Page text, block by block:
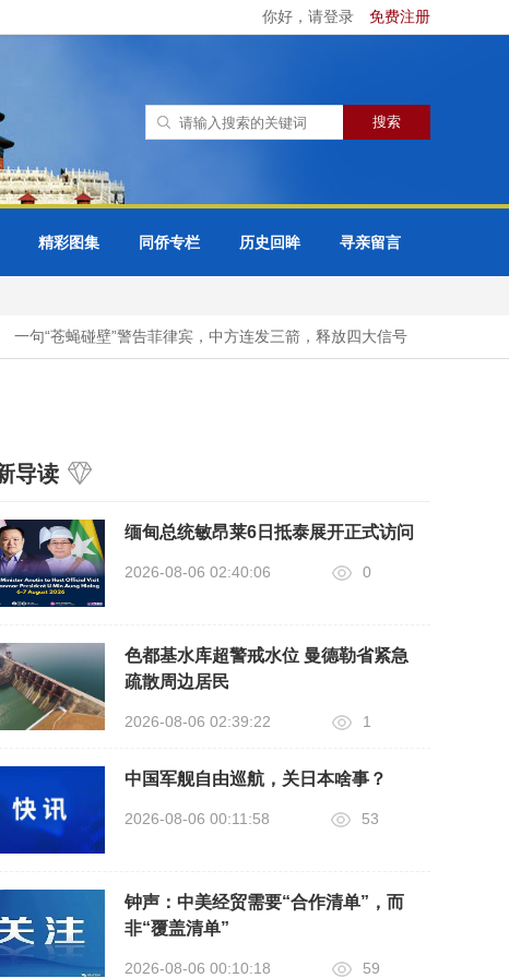
你好，请登录 免费注册
精彩图集 同侨专栏 历史回眸 寻亲留言
一句“苍蝇碰壁”警告菲律宾，中方连发三箭，释放四大信号
导读
缅甸总统敏昂莱6日抵泰展开正式访问
2026-08-06 02:40:06 0
色都基水库超警戒水位 曼德勒省紧急
疏散周边居民
2026-08-06 02:39:22 1
中国军舰自由巡航，关日本啥事？
2026-08-06 00:11:58 53
钟声：中美经贸需要“合作清单”，而
非“覆盖清单”
2026-08-06 00:10:18 59